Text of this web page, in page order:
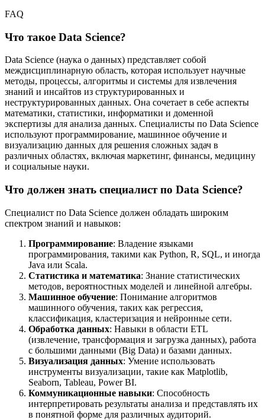
FAQ
Что такое Data Science?
Data Science (наука о данных) представляет собой
междисциплинарную область, которая использует научные
методы, процессы, алгоритмы и системы для извлечения
знаний и инсайтов из структурированных и
неструктурированных данных. Она сочетает в себе аспекты
математики, статистики, информатики и доменной
экспертизы для анализа данных. Специалисты по Data Science
используют программирование, машинное обучение и
визуализацию данных для решения сложных задач в
различных областях, включая маркетинг, финансы, медицину
и социальные науки.
Что должен знать специалист по Data Science?
Специалист по Data Science должен обладать широким
спектром знаний и навыков:
Программирование: Владение языками
программирования, такими как Python, R, SQL, и иногда
Java или Scala.
Статистика и математика: Знание статистических
методов, вероятностных моделей и линейной алгебры.
Машинное обучение: Понимание алгоритмов
машинного обучения, таких как регрессия,
классификация, кластеризация и нейронные сети.
Обработка данных: Навыки в области ETL
(извлечение, трансформация и загрузка данных), работа
с большими данными (Big Data) и базами данных.
Визуализация данных: Умение использовать
инструменты визуализации, такие как Matplotlib,
Seaborn, Tableau, Power BI.
Коммуникационные навыки: Способность
интерпретировать результаты анализа и представлять их
в понятной форме для различных аудиторий.